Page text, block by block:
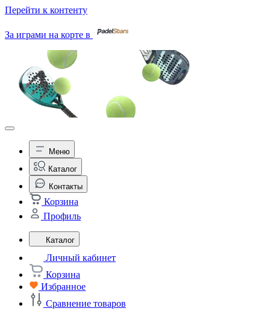
Перейти к контенту
За играми на корте в
Меню
Каталог
Контакты
Корзина
Профиль
Каталог
Личный кабинет
Корзина
Избранное
Сравнение товаров